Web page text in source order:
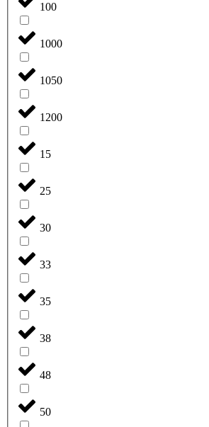
100
1000
1050
1200
15
25
30
33
35
38
48
50